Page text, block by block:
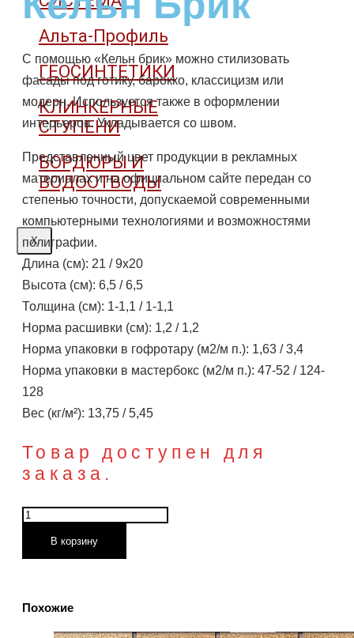
Альта-Профиль
ГЕОСИНТЕТИКИ
КЛИНКЕРНЫЕ
СТУПЕНИ
БОРДЮРЫ И
ВОДООТВОДЫ
X
С помощью «Кельн брик» можно стилизовать
фасады под готику, барокко, классицизм или
модерн. Используется также в оформлении
интерьеров. Укладывается со швом.
Представленный цвет продукции в рекламных
материалах и на официальном сайте передан со
степенью точности, допускаемой современными
компьютерными технологиями и возможностями
полиграфии.
Длина (см): 21 / 9х20
Высота (см): 6,5 / 6,5
Толщина (см): 1-1,1 / 1-1,1
Норма расшивки (см): 1,2 / 1,2
Норма упаковки в гофротару (м2/м п.): 1,63 / 3,4
Норма упаковки в мастербокс (м2/м п.): 47-52 / 124-
128
Вес (кг/м²): 13,75 / 5,45
Товар доступен для
заказа.
Количество
товара
Кельн
В корзину
Похожие